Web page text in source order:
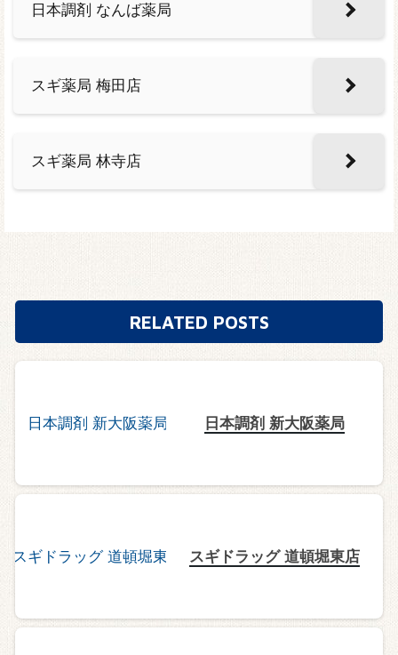
日本調剤 なんば薬局
スギ薬局 梅田店
スギ薬局 林寺店
RELATED POSTS
日本調剤 新大阪薬局
スギドラッグ 道頓堀東店